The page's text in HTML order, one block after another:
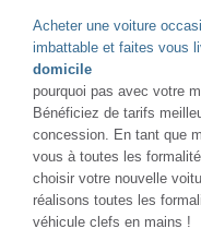
Acheter une voiture
imbattable et faites vous
domicile
pourquoi pas avec votre
Bénéficiez de tarifs
concession. En tant que
vous à toutes les
choisir votre nouvelle
réalisons toutes les
véhicule clefs en mains !